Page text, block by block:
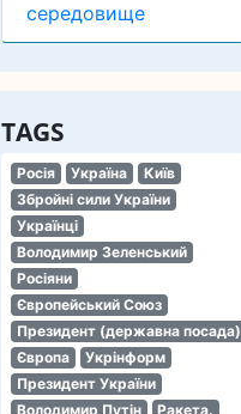
середовище
TAGS
Росія Україна
Київ
Збройні сили України
Українці
Володимир Зеленський
Росіяни
Європейський Союз
Президент (державна посада)
Європа
Укрінформ
Президент України
Володимир Путін
Ракета.